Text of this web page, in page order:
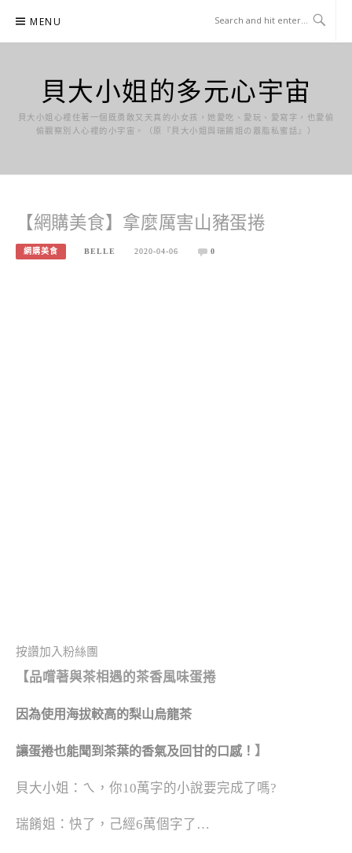
content
MENU
貝大小姐的多元心宇宙
貝大小姐心裡住著一個既勇敢又天真的小女孩，她愛吃、愛玩、愛寫字，也愛偷
偷觀察別人心裡的小宇宙。（原『貝大小姐與瑞餚姐の囂脂私蜜話』）
【網購美食】拿麼厲害山豬蛋捲
網購美食 BELLE 2020-04-06 0
按讚加入粉絲團
【品嚐著與茶相遇的茶香風味蛋捲
因為使用海拔較高的梨山烏龍茶
讓蛋捲也能聞到茶葉的香氣及回甘的口感！ 】
貝大小姐：ㄟ，你10萬字的小說要完成了嗎?
瑞餚姐：快了，己經6萬個字了…